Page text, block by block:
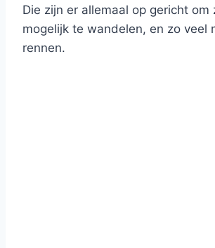
Die zijn er allemaal op gericht om
mogelijk te wandelen, en zo veel
rennen.